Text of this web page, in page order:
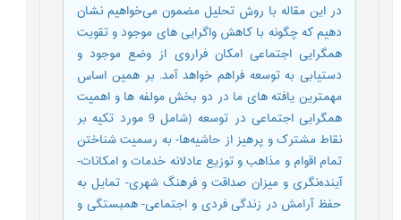
در این مقاله با روش تحلیل مضمون می‌خواهیم نشان
دهیم که چگونه با کاهش واگرایی های موجود و تقویت
همگرایی اجتماعی امکان فراروی از وضع موجود و
دستیابی به توسعه فراهم خواهد آمد. بر همین اساس
مهمترین یافته های ما در دو بخش مولفه ها و اهمیت
همگرایی اجتماعی در توسعه (شامل 9 مورد تکیه بر
نقاط مشترک و پرهیز از حاشیه‌ها- به رسمیت شناختن
تمام اقوام و مذاهب و توزیع عادلانه خدمات و امکانات-
آینده‌نگری و میزان صداقت و فرهنگ شهری- تمایل به
حفظ آرامش در زندگی فردی و اجتماعی- همبستگی و